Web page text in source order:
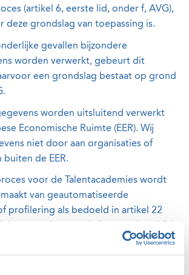
(artikel 6, eerste lid, onder f, AVG),
deze grondslag van toepassing is.
gevallen bijzondere
worden verwerkt, gebeurt dit
een grondslag bestaat op grond
worden uitsluitend verwerkt
Economische Ruimte (EER). Wij
niet door aan organisaties of
buiten de EER.
voor de Talentacademies wordt
van geautomatiseerde
profilering als bedoeld in artikel 22